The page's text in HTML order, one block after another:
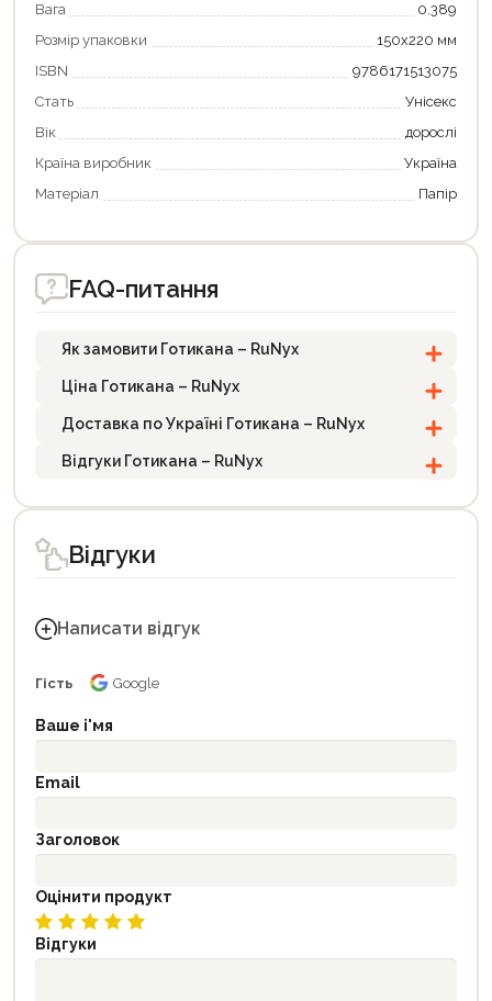
Вага
0.389
Розмір упаковки
150x220 мм
ISBN
9786171513075
Стать
Унісекс
Вік
дорослі
Країна виробник
Україна
Матеріал
Папір
FAQ-питання
Як замовити Готикана – RuNyx
Ціна Готикана – RuNyx
Доставка по Україні Готикана – RuNyx
Відгуки Готикана – RuNyx
Відгуки
Написати відгук
Гість Google
Ваше і'мя
Email
Заголовок
Оцінити продукт
Відгуки